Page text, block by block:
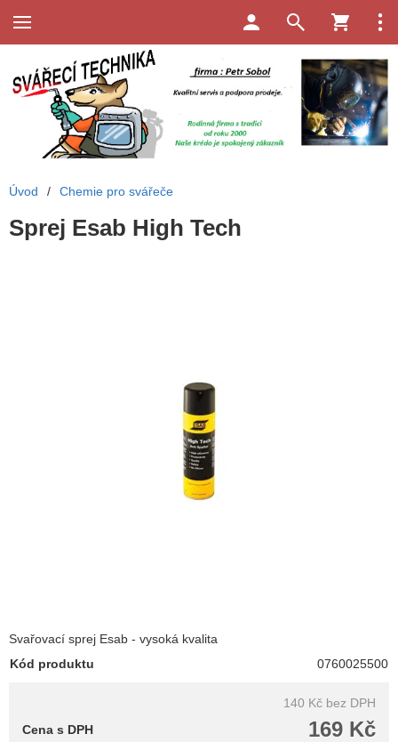
Úvod / Chemie pro svářeče
Sprej Esab High Tech
Svařovací sprej Esab - vysoká kvalita
Kód produktu
0760025500
140 Kč bez DPH
169 Kč
Cena s DPH